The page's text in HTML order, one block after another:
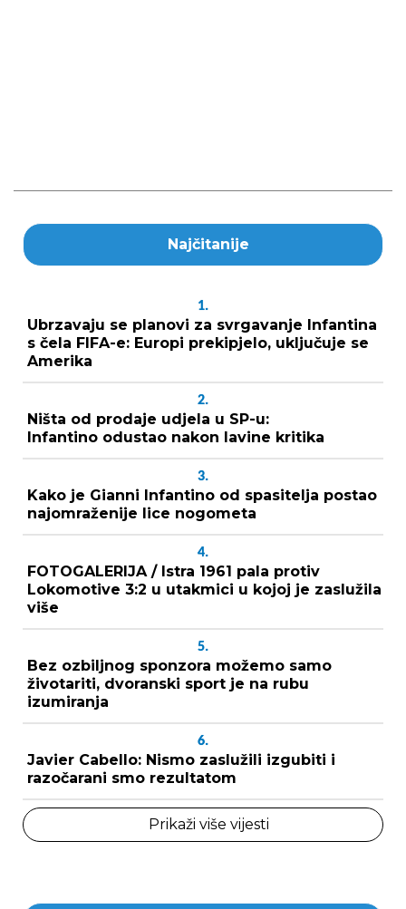
Najčitanije
1.
Ubrzavaju se planovi za svrgavanje Infantina
s čela FIFA-e: Europi prekipjelo, uključuje se
Amerika
2.
Ništa od prodaje udjela u SP-u:
Infantino odustao nakon lavine kritika
3.
Kako je Gianni Infantino od spasitelja postao
najomraženije lice nogometa
4.
FOTOGALERIJA / Istra 1961 pala protiv
Lokomotive 3:2 u utakmici u kojoj je zaslužila
više
5.
Bez ozbiljnog sponzora možemo samo
životariti, dvoranski sport je na rubu
izumiranja
6.
Javier Cabello: Nismo zaslužili izgubiti i
razočarani smo rezultatom
Prikaži više vijesti